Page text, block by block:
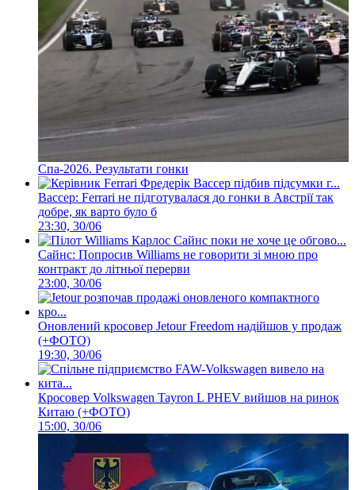
Спа-2026. Результати гонки
Вассер: Ferrari не підготувалася до гонки в Австрії так
добре, як варто було б
23:30, 30/06
Сайнс: Попросив Williams не говорити зі мною про
контракт до літньої перерви
23:00, 30/06
Оновлений кросовер Jetour Freedom надійшов у продаж
(+ФОТО)
19:30, 30/06
Кросовер Volkswagen Tayron L PHEV вийшов на ринок
Китаю (+ФОТО)
15:00, 30/06